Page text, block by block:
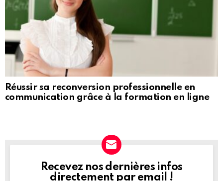
Réussir sa reconversion professionnelle en
communication grâce à la formation en ligne
NEWSLETTER
Recevez nos dernières infos
directement par email !